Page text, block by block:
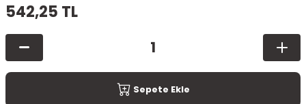
542,25 TL
Sepete Ekle